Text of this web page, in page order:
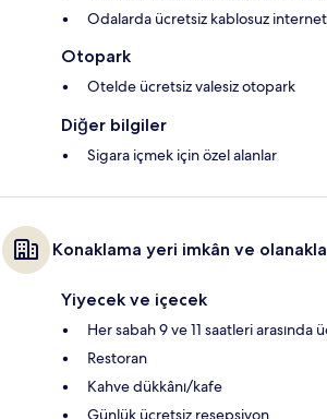
Odalarda ücretsiz kablosuz
Otopark
Otelde ücretsiz valesiz otopark
Diğer bilgiler
Sigara içmek için özel alanlar
Konaklama yeri imkân ve
Yiyecek ve içecek
Her sabah 9 ve 11 saatleri arasında
Restoran
Kahve dükkânı/kafe
Günlük ücretsiz resepsiyon